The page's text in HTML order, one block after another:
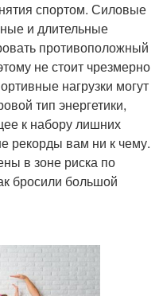
спортом. Силовые
и длительные
противоположный
не стоит чрезмерно
нагрузки могут
тип энергетики,
к набору лишних
рекорды вам ни к чему.
в зоне риска по
бросили большой